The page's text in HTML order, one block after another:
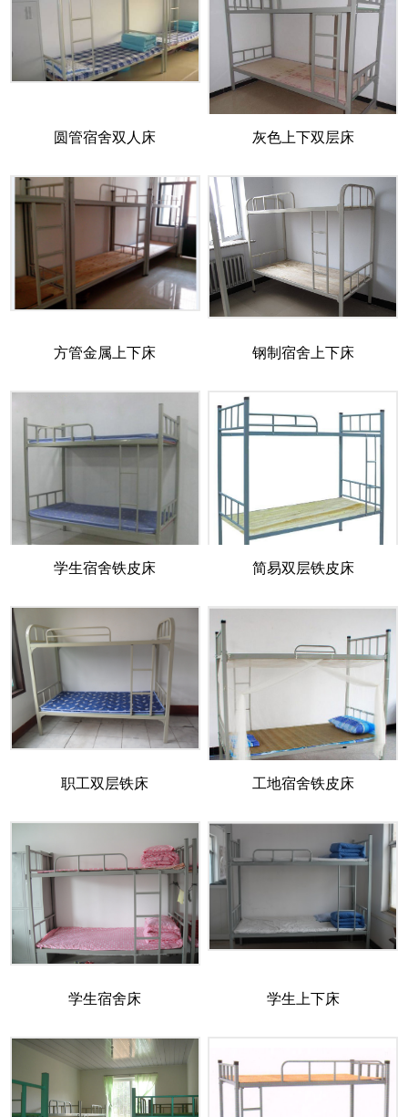
圆管宿舍双人床 灰色上下双层床
方管金属上下床 钢制宿舍上下床
学生宿舍铁皮床 简易双层铁皮床
职工双层铁床 工地宿舍铁皮床
学生宿舍床 学生上下床